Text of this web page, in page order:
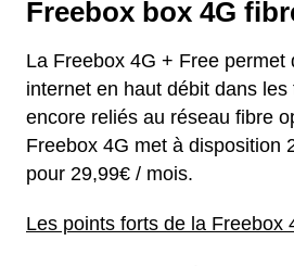
Freebox box 4G
La Freebox 4G + Free permet
internet en haut débit dans les
encore reliés au réseau fibre
Freebox 4G met à disposition
pour 29,99€ / mois.
Les points forts de la Freebox